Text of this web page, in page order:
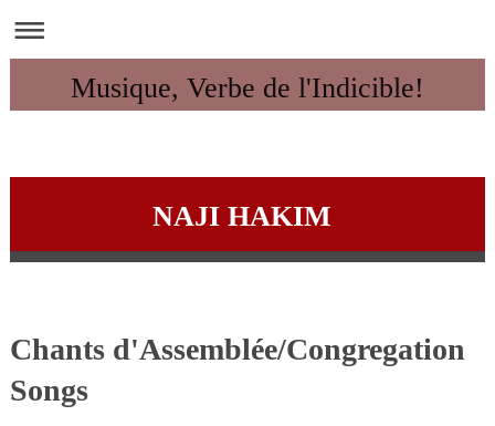
Musique, Verbe de l'Indicible!
NAJI HAKIM
Chants d'Assemblée/Congregation
Songs